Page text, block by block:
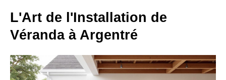
L'Art de l'Installation de
Véranda à Argentré